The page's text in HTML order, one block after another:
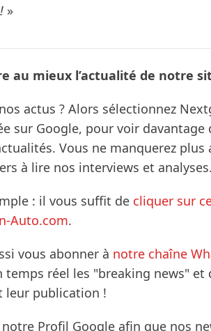
»
au mieux l’actualité de notre
actus ? Alors sélectionnez
sur Google, pour voir davantage
Vous ne manquerez
à lire nos interviews et analyses.
: il vous suffit de cliquer sur
Auto.com.
vous abonner à notre chaîne
temps réel les "breaking news"
leur publication !
Profil Google afin que nos